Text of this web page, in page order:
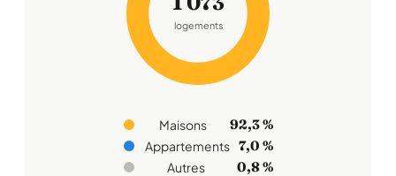
logements
Maisons 92,3 %
Appartements 7,0 %
Autres 0,8 %